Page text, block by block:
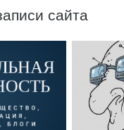
сайта